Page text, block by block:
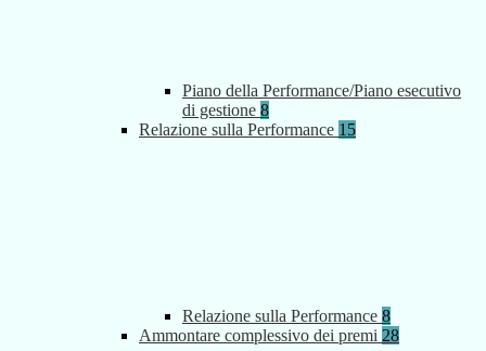
Piano della Performance/Piano esecutivo
di gestione 8
Relazione sulla Performance 15
Relazione sulla Performance 8
Ammontare complessivo dei premi 28